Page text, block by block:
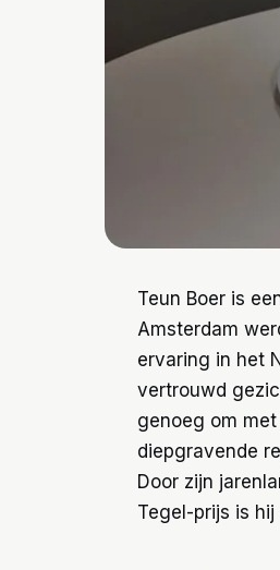
Teun Boer is
Amsterdam
ervaring in het
vertrouwd
genoeg om
diepgravende
Door zijn
Tegel-prijs is